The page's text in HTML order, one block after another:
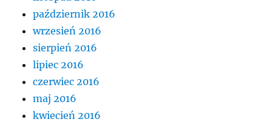
październik 2016
wrzesień 2016
sierpień 2016
lipiec 2016
czerwiec 2016
maj 2016
kwiecień 2016